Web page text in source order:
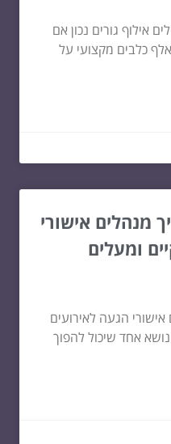
אילוף גורים נכון אם
כלבים מקצועי על
מנהלים אישורי
ומעלים
הגעה לאירועים
אחד שיכול להפוך